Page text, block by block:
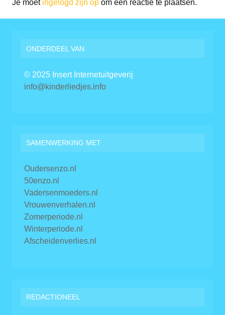
Je moet ingelogd zijn op om een reactie te plaatsen.
ONDERDEEL VAN
© 2025 Insert Internetuitgeverij
info@kinderliedjes.info
SAMENWERKING MET
Oudersenzo.nl
50enzo.nl
Vadersenmoeders.nl
Vrouwenverhalen.nl
Zomerperiode.nl
Winterperiode.nl
Afscheidenverlies.nl
REDACTIONEEL